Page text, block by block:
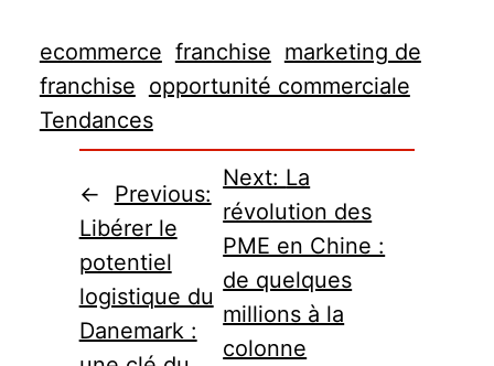
ecommerce franchise marketing de
franchise opportunité commerciale
Tendances
←
Previous:
Libérer le
potentiel
logistique du
Danemark :
Next: La
révolution des
PME en Chine :
de quelques
millions à la
colonne